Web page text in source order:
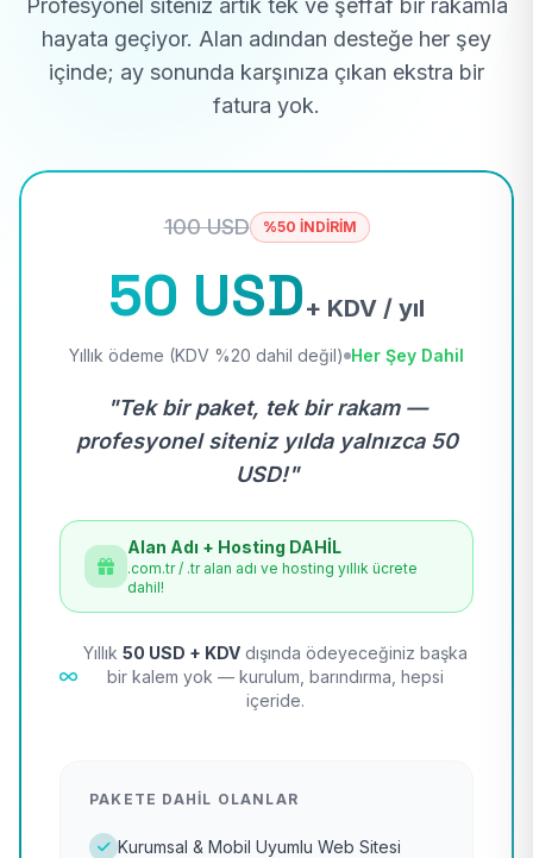
Profesyonel siteniz artık tek ve şeffaf bir rakamla
hayata geçiyor. Alan adından desteğe her şey
içinde; ay sonunda karşınıza çıkan ekstra bir
fatura yok.
100 USD %50 İNDİRİM
50 USD+ KDV / yıl
Yıllık ödeme (KDV %20 dahil değil) Her Şey Dahil
"Tek bir paket, tek bir rakam —
profesyonel siteniz yılda yalnızca 50
USD!"
Alan Adı + Hosting DAHİL
.com.tr / .tr alan adı ve hosting yıllık ücrete
dahil!
Yıllık 50 USD + KDV dışında ödeyeceğiniz başka
bir kalem yok — kurulum, barındırma, hepsi
içeride.
PAKETE DAHIL OLANLAR
Kurumsal & Mobil Uyumlu Web Sitesi